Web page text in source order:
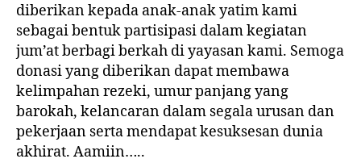
diberikan kepada anak-anak yatim kami
sebagai bentuk partisipasi dalam kegiatan
jum’at berbagi berkah di yayasan kami. Semoga
donasi yang diberikan dapat membawa
kelimpahan rezeki, umur panjang yang
barokah, kelancaran dalam segala urusan dan
pekerjaan serta mendapat kesuksesan dunia
akhirat. Aamiin…..